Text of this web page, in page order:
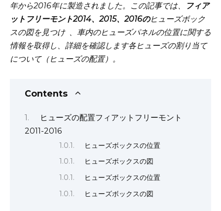
年から2016年に製造されました。この記事では、
フィア
ットフリーモント2014、2015、2016のヒューズボック
スの図を見つけ 、車内のヒューズパネルの位置に関する
情報を取得し、詳細を確認します各ヒューズの割り当て
について（ヒューズの配置）。
Contents
ヒューズの配置フィアットフリーモント
2011-2016
ヒューズボックスの位置
ヒューズボックスの図
ヒューズボックスの位置
ヒューズボックスの図